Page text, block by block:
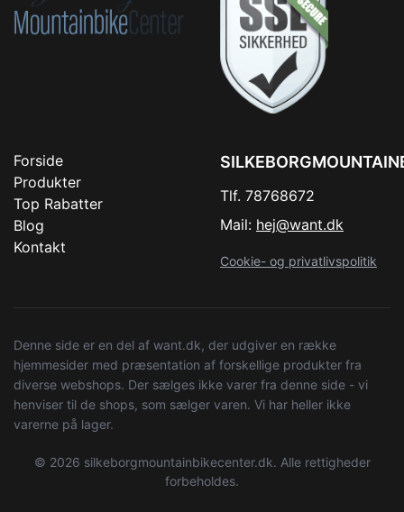
Forside
Produkter
Top Rabatter
Blog
Kontakt
Tlf. 78768672
Mail: hej@want.dk
Cookie- og privatlivspolitik
Denne side er en del af want.dk, der udgiver en række
hjemmesider med præsentation af forskellige produkter fra
diverse webshops. Der sælges ikke varer fra denne side - vi
henviser til de shops, som sælger varen. Vi har heller ikke
varerne på lager.
© 2026 silkeborgmountainbikecenter.dk. Alle rettigheder
forbeholdes.